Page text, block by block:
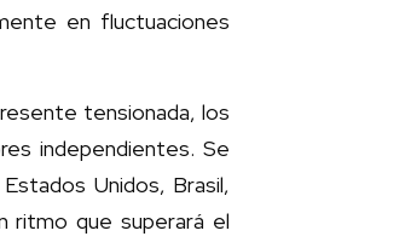
en fluctuaciones
tensionada, los
independientes. Se
Unidos, Brasil,
ritmo que superará el